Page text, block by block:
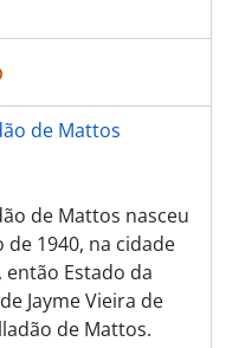
de Mattos
de Mattos nasceu
1940, na cidade
então Estado da
Jayme Vieira de
de Mattos.